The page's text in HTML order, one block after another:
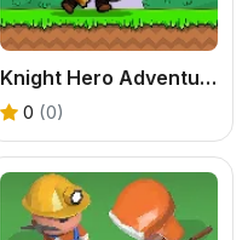
Knight Hero Adventure idle RPG
0 (0)